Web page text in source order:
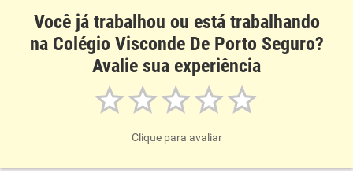
Você já trabalhou ou está trabalhando
na Colégio Visconde De Porto Seguro?
Avalie sua experiência
Clique para avaliar